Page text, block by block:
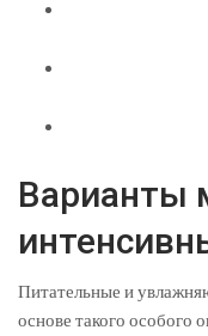
Варианты
Питательные и
основе такого особого